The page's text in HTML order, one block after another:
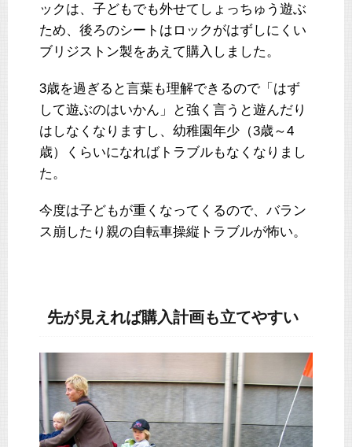
ックは、子どもでも外せてしょっちゅう遊ぶ
ため、後ろのシートはロックがはずしにくい
ブリジストン製をあえて購入しました。
3歳を過ぎると言葉も理解できるので「はず
して遊ぶのはいかん」と強く言うと遊んだり
はしなくなりますし、幼稚園年少（3歳～4
歳）くらいになればトラブルもなくなりまし
た。
今度は子どもが重くなってくるので、バラン
ス崩したり親の自転車操縦トラブルが怖い。
先が見えれば購入計画も立てやすい